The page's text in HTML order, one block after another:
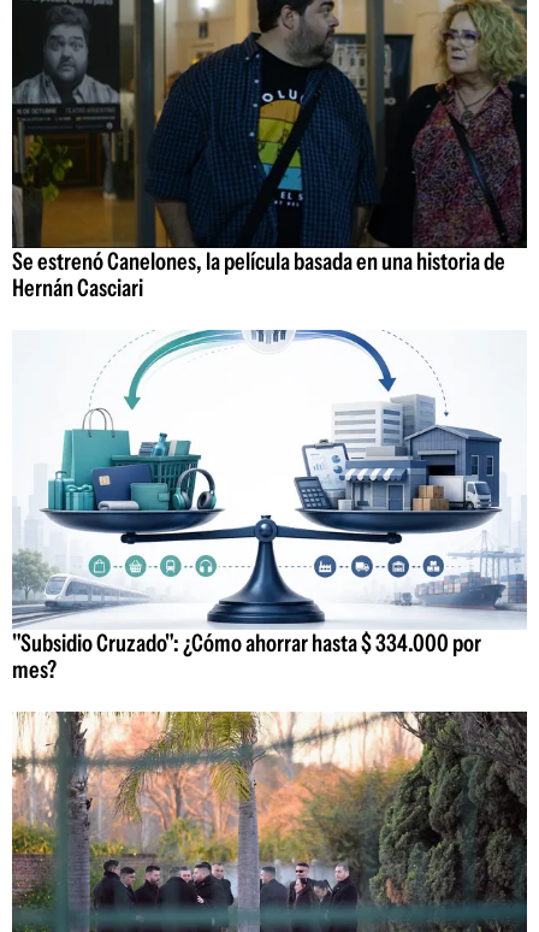
Se estrenó Canelones, la película basada en una historia de
Hernán Casciari
"Subsidio Cruzado": ¿Cómo ahorrar hasta $ 334.000 por
mes?